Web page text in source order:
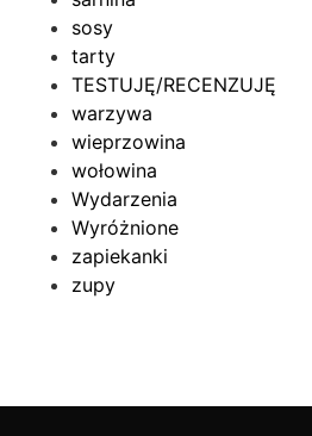
sosy
tarty
TESTUJĘ/RECENZUJĘ
warzywa
wieprzowina
wołowina
Wydarzenia
Wyróżnione
zapiekanki
zupy